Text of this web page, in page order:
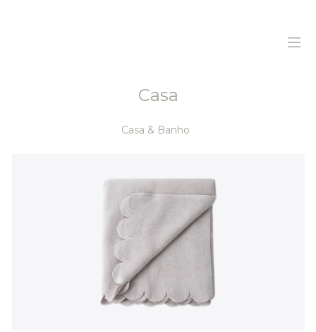
Produtos
Sustentabilidade
Histórias
Contactos
Casa & Banho
Casa